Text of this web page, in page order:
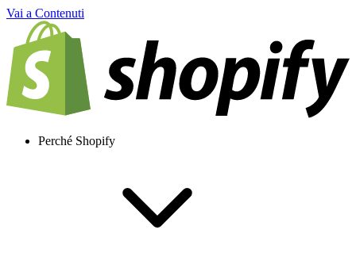
Vai a Contenuti
Perché Shopify